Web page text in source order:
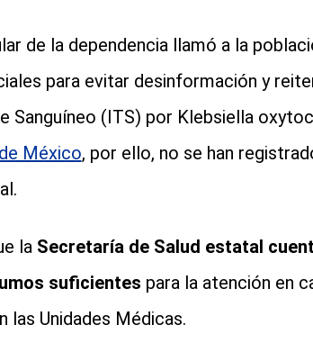
de la dependencia llamó a la
para evitar desinformación y
Sanguíneo (ITS) por Klebsiella
México, por ello, no se han
la Secretaría de Salud estatal
suficientes para la atención en
las Unidades Médicas.